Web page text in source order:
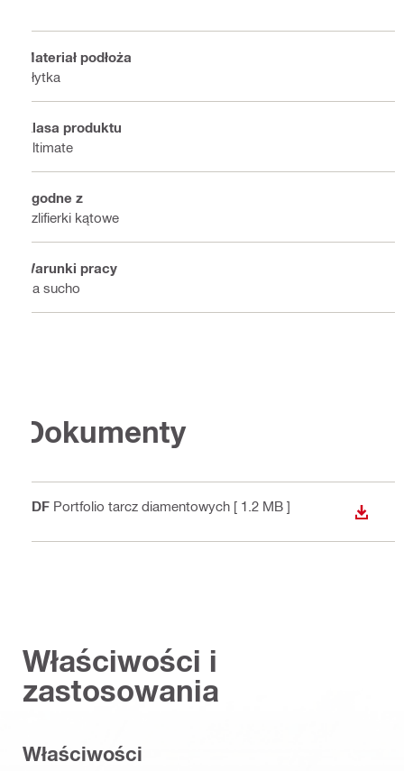
Materiał podłoża
Płytka
Klasa produktu
Ultimate
Zgodne z
Szlifierki kątowe
Warunki pracy
Na sucho
Dokumenty
PDF Portfolio tarcz diamentowych [ 1.2 MB ]
Właściwości i
zastosowania
Właściwości